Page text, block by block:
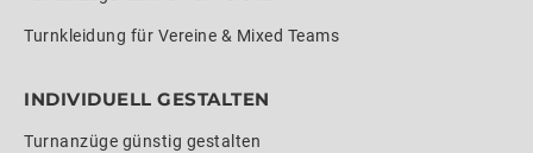
Turnkleidung für Vereine & Mixed Teams
INDIVIDUELL GESTALTEN
Turnanzüge günstig gestalten